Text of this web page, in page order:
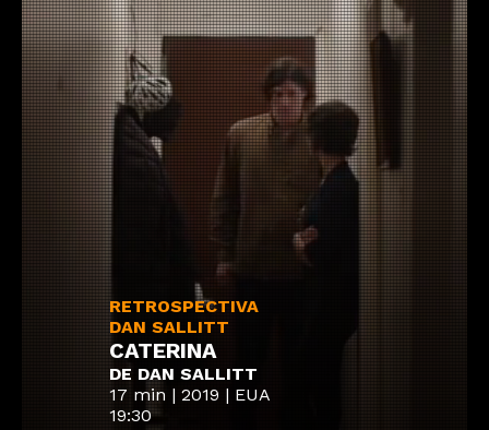
RETROSPECTIVA
DAN SALLITT
CATERINA
DE DAN SALLITT
17 min | 2019 | EUA
19:30